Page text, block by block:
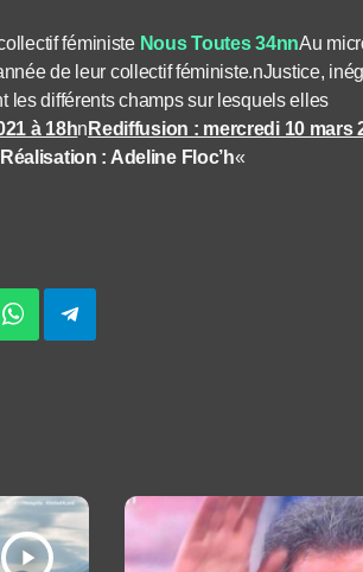
féministe Nous Toutes 34nnAu
de leur collectif féministe.nJustice,
les différents champs sur lesquels elles
à 18hn Rediffusion : mercredi 10 mars
Réalisation : Adeline Floc’h«
play_arrow